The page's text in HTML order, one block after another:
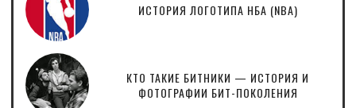
ИСТОРИЯ ЛОГОТИПА НБА (NBA)
КТО ТАКИЕ БИТНИКИ — ИСТОРИЯ И
ФОТОГРАФИИ БИТ-ПОКОЛЕНИЯ